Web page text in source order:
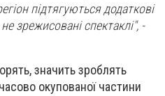
підтягуються додаткові
зрежисовані спектаклі", -
значить зроблять
окупованої частини